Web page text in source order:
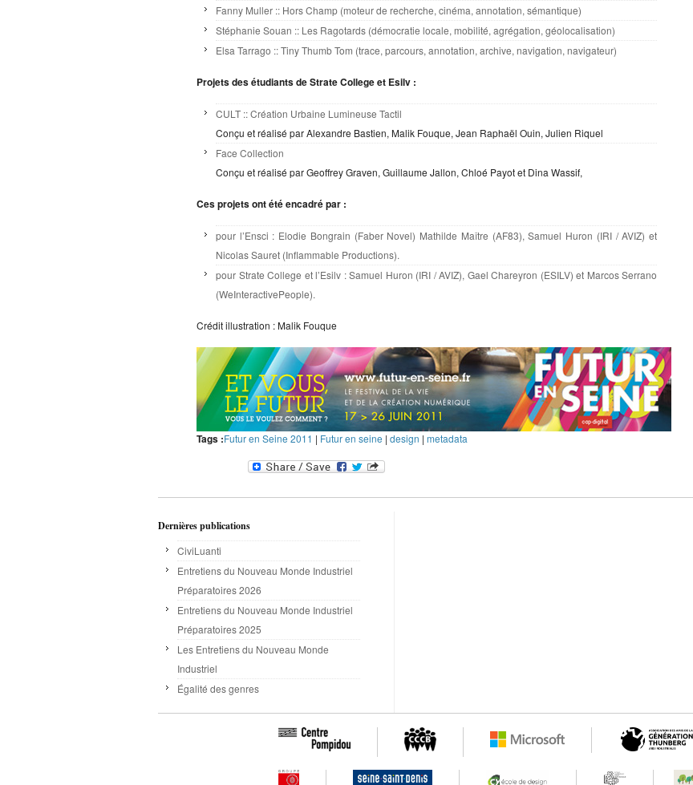
Fanny Muller :: Hors Champ (moteur de recherche, cinéma, annotation, sémantique)
Stéphanie Souan :: Les Ragotards (démocratie locale, mobilité, agrégation, géolocalisation)
Elsa Tarrago :: Tiny Thumb Tom (trace, parcours, annotation, archive, navigation, navigateur)
Projets des étudiants de Strate College et Esilv :
CULT :: Création Urbaine Lumineuse Tactil
Conçu et réalisé par Alexandre Bastien, Malik Fouque, Jean Raphaël Ouin, Julien Riquel
Face Collection
Conçu et réalisé par Geoffrey Graven, Guillaume Jallon, Chloé Payot et Dina Wassif,
Ces projets ont été encadré par :
pour l’Ensci : Elodie Bongrain (Faber Novel) Mathilde Maître (AF83), Samuel Huron (IRI / AVIZ) et
Nicolas Sauret (Inflammable Productions).
pour Strate College et l’Esilv : Samuel Huron (IRI / AVIZ), Gael Chareyron (ESILV) et Marcos Serrano
(WeInteractivePeople).
Crédit illustration : Malik Fouque
Tags :Futur en Seine 2011 | Futur en seine | design | metadata
Dernières publications
CiviLuanti
Entretiens du Nouveau Monde Industriel
Préparatoires 2026
Entretiens du Nouveau Monde Industriel
Préparatoires 2025
Les Entretiens du Nouveau Monde
Industriel
Égalité des genres